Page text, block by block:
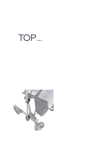
TOPRO Schirm für Rollator TOPRO Zubehör für Rollatoren von TOPRO